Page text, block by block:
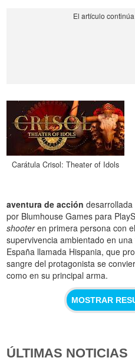
Carátula Crisol: Theater of Idols
aventura de acción desarrollada
por Blumhouse Games para
shooteren primera persona con
supervivencia ambientado en
España llamada Hispania, que
sangre del protagonista se
como en su principal arma.
MOSTRAR
ÚLTIMAS NOTICIAS